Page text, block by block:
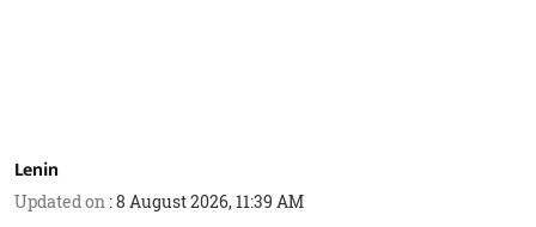
Lenin
Updated on :8 August 2026, 11:39 AM